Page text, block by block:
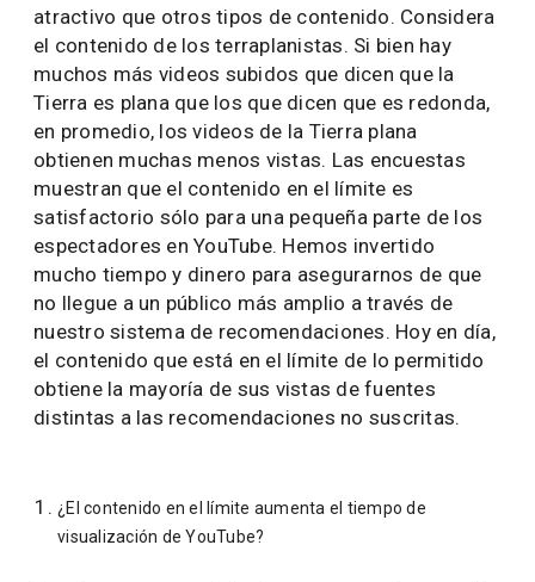
atractivo que otros tipos de contenido. Considera
el contenido de los terraplanistas. Si bien hay
muchos más videos subidos que dicen que la
Tierra es plana que los que dicen que es redonda,
en promedio, los videos de la Tierra plana
obtienen muchas menos vistas. Las encuestas
muestran que el contenido en el límite es
satisfactorio sólo para una pequeña parte de los
espectadores en YouTube. Hemos invertido
mucho tiempo y dinero para asegurarnos de que
no llegue a un público más amplio a través de
nuestro sistema de recomendaciones. Hoy en día,
el contenido que está en el límite de lo permitido
obtiene la mayoría de sus vistas de fuentes
distintas a las recomendaciones no suscritas.
¿El contenido en el límite aumenta el tiempo de
visualización de YouTube?